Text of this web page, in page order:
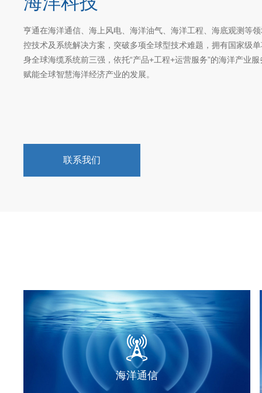
亨通在海洋通信、海上风电、海洋油气、海洋工程、海底观测等
控技术及系统解决方案，突破多项全球型技术难题，拥有国家级
身全球海缆系统前三强，依托“产品+工程+运营服务”的海洋产业
赋能全球智慧海洋经济产业的发展。
联系我们
海洋通信